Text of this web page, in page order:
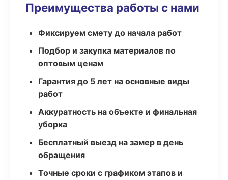
Преимущества работы с нами
Фиксируем смету до начала работ
Подбор и закупка материалов по
оптовым ценам
Гарантия до 5 лет на основные виды
работ
Аккуратность на объекте и финальная
уборка
Бесплатный выезд на замер в день
обращения
Точные сроки с графиком этапов и